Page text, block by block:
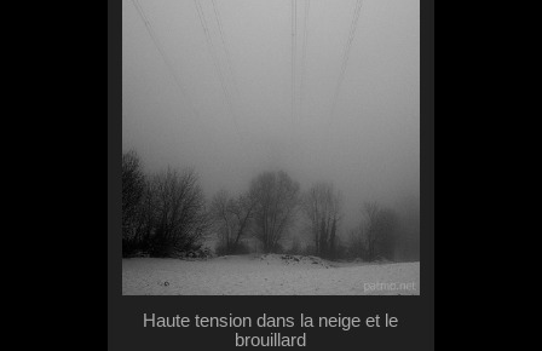
Haute tension dans la neige et le
brouillard